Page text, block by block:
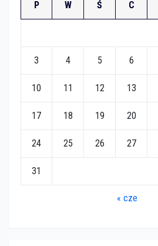
P W Ś C
3 4 5 6
10 11 12 13
17 18 19 20
24 25 26 27
31
« cze